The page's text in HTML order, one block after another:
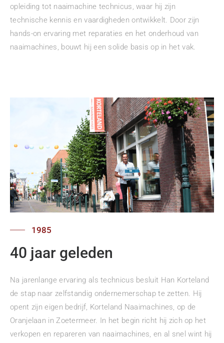
opleiding tot naaimachine technicus, waar hij zijn
technische kennis en vaardigheden ontwikkelt. Door zijn
hands-on ervaring met reparaties en het onderhoud van
naaimachines, bouwt hij een solide basis op in het vak.
1985
40 jaar geleden
Na jarenlange ervaring als technicus besluit Han Korteland
de stap naar zelfstandig ondernemerschap te zetten. Hij
opent zijn eigen bedrijf, Korteland Naaimachines, op de
Oranjelaan in Zoetermeer. In het begin richt hij zich op het
verkopen en repareren van naaimachines, en al snel wint hij